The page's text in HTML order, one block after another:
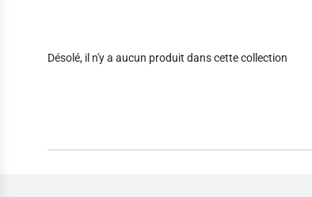
Désolé, il n'y a aucun produit dans cette collection